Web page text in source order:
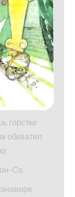
горстки
обхватил
Со.